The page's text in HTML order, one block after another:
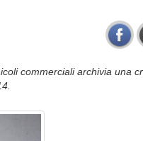
commerciali archivia una